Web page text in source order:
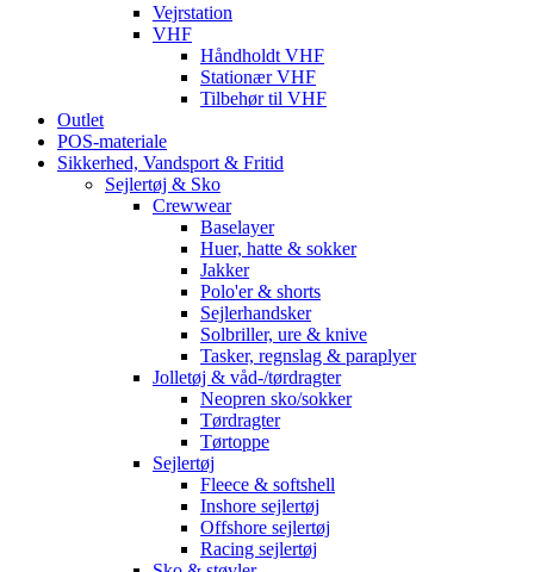
Vejrstation
VHF
Håndholdt VHF
Stationær VHF
Tilbehør til VHF
Outlet
POS-materiale
Sikkerhed, Vandsport & Fritid
Sejlertøj & Sko
Crewwear
Baselayer
Huer, hatte & sokker
Jakker
Polo'er & shorts
Sejlerhandsker
Solbriller, ure & knive
Tasker, regnslag & paraplyer
Jolletøj & våd-/tørdragter
Neopren sko/sokker
Tørdragter
Tørtoppe
Sejlertøj
Fleece & softshell
Inshore sejlertøj
Offshore sejlertøj
Racing sejlertøj